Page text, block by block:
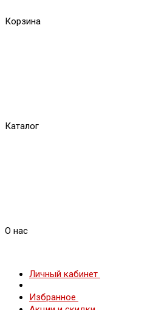
Корзина
Каталог
О нас
Личный кабинет
Избранное